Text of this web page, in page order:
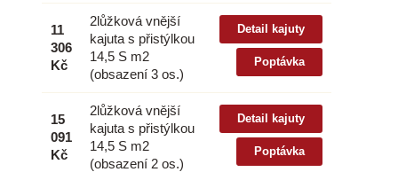
11
306
Kč
2lůžková vnější
kajuta s přistýlkou
14,5 S m2
(obsazení 3 os.)
Detail kajuty
Poptávka
15
091
Kč
2lůžková vnější
kajuta s přistýlkou
14,5 S m2
(obsazení 2 os.)
Detail kajuty
Poptávka